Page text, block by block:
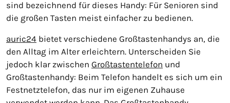
sind bezeichnend für dieses Handy: Für Senioren sind
die großen Tasten meist einfacher zu bedienen.
auric24 bietet verschiedene Großtastenhandys an, die
den Alltag im Alter erleichtern. Unterscheiden Sie
jedoch klar zwischen Großtastentelefon und
Großtastenhandy: Beim Telefon handelt es sich um ein
Festnetztelefon, das nur im eigenen Zuhause